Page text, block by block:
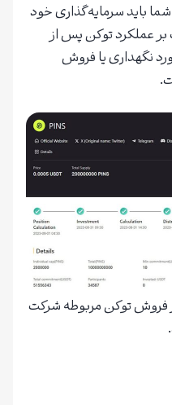
باید سرمایه‌گذاری خود
بر عملکرد توکن پس از
نگهداری یا فروش
فروش توکن مربوطه شرکت